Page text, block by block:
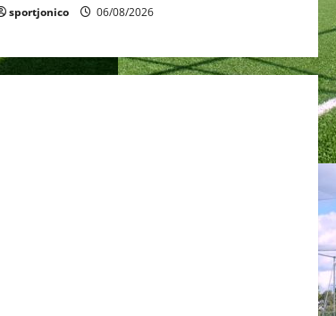
sportjonico 06/08/2026